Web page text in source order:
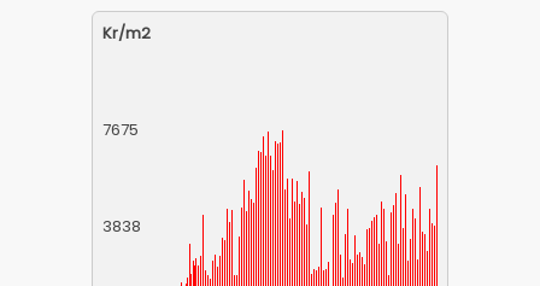
Kr/m2
7675
3838